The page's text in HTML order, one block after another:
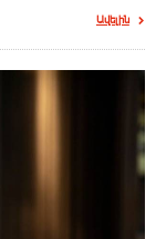
Ավելին